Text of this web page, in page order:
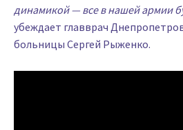
динамикой — все в нашей армии
убеждает главврач
больницы Сергей Рыженко.